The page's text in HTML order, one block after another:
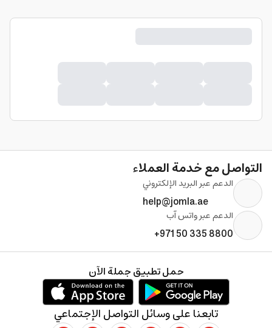
التواصل مع خدمة العملاء
الدعم عبر البريد الإلكتروني
help@jomla.ae
الدعم عبر واتس آب
+971 50 335 8800
تابعنا على وسائل التواصل الإجتماعي
حمل تطبيق جملة الآن